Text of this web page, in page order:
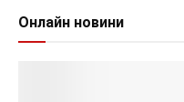
Онлайн новини